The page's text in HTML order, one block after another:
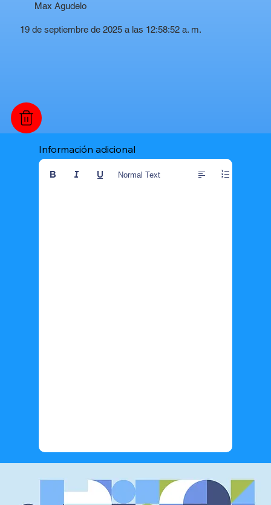
Max Agudelo
19 de septiembre de 2025 a las 12:58:52 a. m.
Información adicional
Normal Text